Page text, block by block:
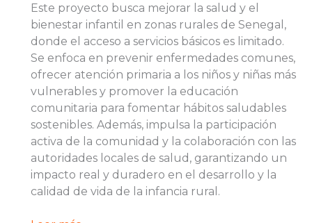
Este proyecto busca mejorar la salud y el
bienestar infantil en zonas rurales de Senegal,
donde el acceso a servicios básicos es limitado.
Se enfoca en prevenir enfermedades comunes,
ofrecer atención primaria a los niños y niñas más
vulnerables y promover la educación
comunitaria para fomentar hábitos saludables
sostenibles. Además, impulsa la participación
activa de la comunidad y la colaboración con las
autoridades locales de salud, garantizando un
impacto real y duradero en el desarrollo y la
calidad de vida de la infancia rural.